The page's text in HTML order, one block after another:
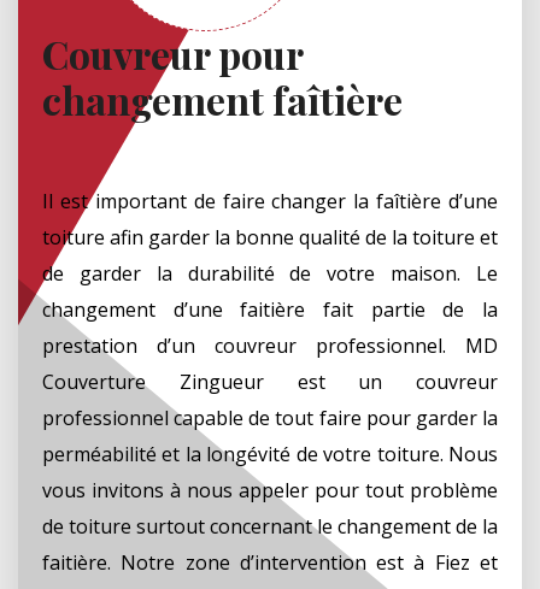
Couvreur pour
changement faîtière
Il est important de faire changer la faîtière d’une
toiture afin garder la bonne qualité de la toiture et
de garder la durabilité de votre maison. Le
changement d’une faitière fait partie de la
prestation d’un couvreur professionnel. MD
Couverture Zingueur est un couvreur
professionnel capable de tout faire pour garder la
perméabilité et la longévité de votre toiture. Nous
vous invitons à nous appeler pour tout problème
de toiture surtout concernant le changement de la
faitière. Notre zone d’intervention est à Fiez et